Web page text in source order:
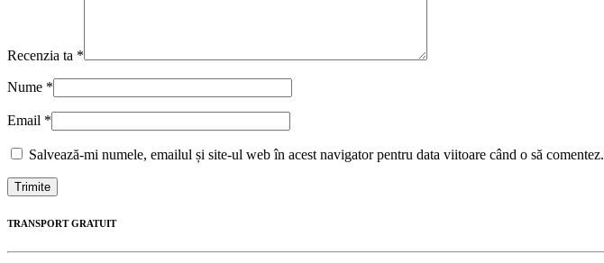
Recenzia ta *
Nume *
Email *
Salvează-mi numele, emailul și site-ul web în acest navigator pentru data viitoare când o să comentez.
TRANSPORT GRATUIT